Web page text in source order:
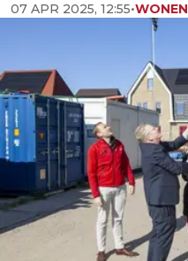
07 APR 2025, 12:55•WONEN